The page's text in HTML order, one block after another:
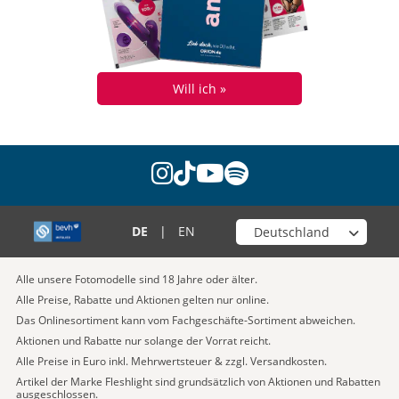
Will ich »
instagram
tiktok
youtube
spotify
DE | EN Wähle deinen Shop
Alle unsere Fotomodelle sind 18 Jahre oder älter.
Alle Preise, Rabatte und Aktionen gelten nur online.
Das Onlinesortiment kann vom Fachgeschäfte-Sortiment abweichen.
Aktionen und Rabatte nur solange der Vorrat reicht.
Alle Preise in Euro inkl. Mehrwertsteuer & zzgl. Versandkosten.
Artikel der Marke Fleshlight sind grundsätzlich von Aktionen und Rabatten
ausgeschlossen.